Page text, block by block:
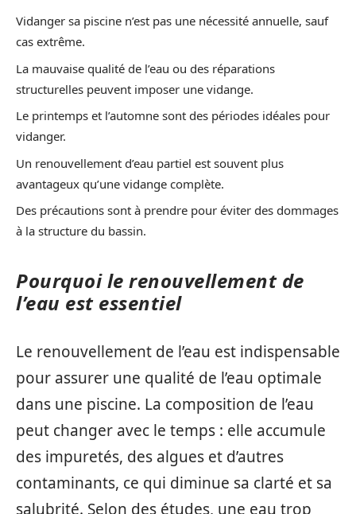
Vidanger sa piscine n’est pas une nécessité annuelle, sauf
cas extrême.
La mauvaise qualité de l’eau ou des réparations
structurelles peuvent imposer une vidange.
Le printemps et l’automne sont des périodes idéales pour
vidanger.
Un renouvellement d’eau partiel est souvent plus
avantageux qu’une vidange complète.
Des précautions sont à prendre pour éviter des dommages
à la structure du bassin.
Pourquoi le renouvellement de
l’eau est essentiel
Le renouvellement de l’eau est indispensable
pour assurer une qualité de l’eau optimale
dans une piscine. La composition de l’eau
peut changer avec le temps : elle accumule
des impuretés, des algues et d’autres
contaminants, ce qui diminue sa clarté et sa
salubrité. Selon des études, une eau trop